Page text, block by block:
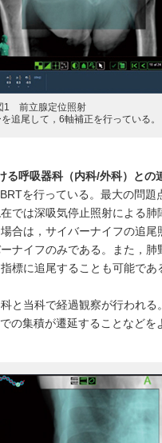
1 前立腺定位照射
追尾して，6軸補正を行っている。
呼吸器科（内科/外科）との
を行っている。最大の問題
では深吸気停止照射による肺
合は，サイバーナイフの追
ナイフのみである。また，肺
標に追尾することも可能で
と当科で経過観察が行われる
の集積が遷延することなど